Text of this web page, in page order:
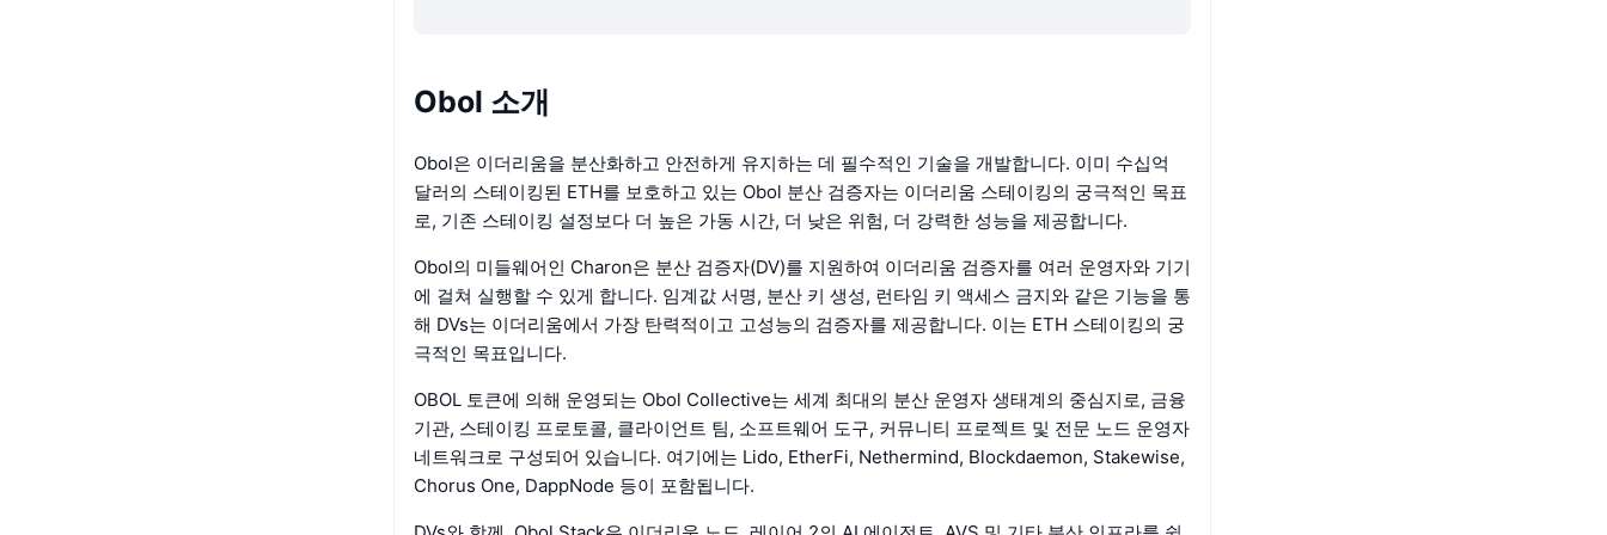
Obol 소개
Obol은 이더리움을 분산화하고 안전하게 유지하는 데 필수적인 기술을 개발합니다. 이미 수십억
달러의 스테이킹된 ETH를 보호하고 있는 Obol 분산 검증자는 이더리움 스테이킹의 궁극적인 목표
로, 기존 스테이킹 설정보다 더 높은 가동 시간, 더 낮은 위험, 더 강력한 성능을 제공합니다.
Obol의 미들웨어인 Charon은 분산 검증자(DV)를 지원하여 이더리움 검증자를 여러 운영자와 기기
에 걸쳐 실행할 수 있게 합니다. 임계값 서명, 분산 키 생성, 런타임 키 액세스 금지와 같은 기능을 통
해 DVs는 이더리움에서 가장 탄력적이고 고성능의 검증자를 제공합니다. 이는 ETH 스테이킹의 궁
극적인 목표입니다.
OBOL 토큰에 의해 운영되는 Obol Collective는 세계 최대의 분산 운영자 생태계의 중심지로, 금융
기관, 스테이킹 프로토콜, 클라이언트 팀, 소프트웨어 도구, 커뮤니티 프로젝트 및 전문 노드 운영자
네트워크로 구성되어 있습니다. 여기에는 Lido, EtherFi, Nethermind, Blockdaemon, Stakewise,
Chorus One, DappNode 등이 포함됩니다.